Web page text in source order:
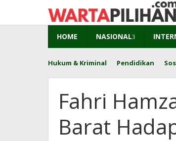
content
HOME NASIONAL
Hukum & Kriminal Pendidikan
Fahri
Barat